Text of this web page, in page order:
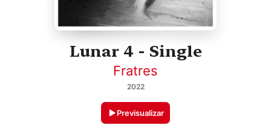
Lunar 4 - Single
Fratres
2022
Previsualizar